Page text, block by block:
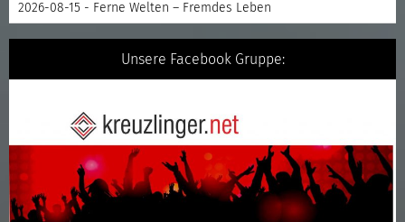
2026-08-15 - Ferne Welten – Fremdes Leben
Unsere Facebook Gruppe: